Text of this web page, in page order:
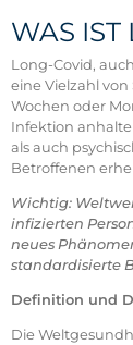
WAS IST
Long-Covid,
eine Vielzahl
Wochen oder
Infektion
als auch
Betroffenen
Wichtig:
infizierten
neues
standardisierte
Definition und
Die